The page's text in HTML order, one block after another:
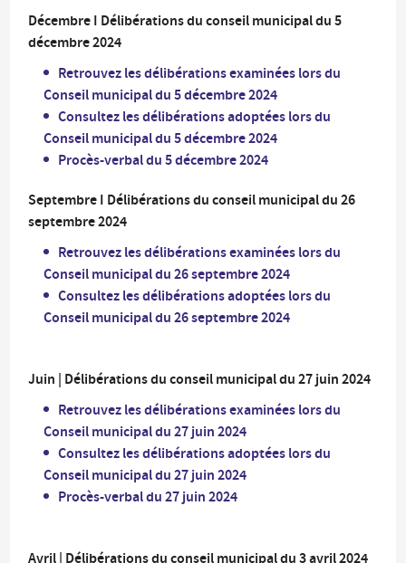
Décembre I Délibérations du conseil municipal du 5
décembre 2024
Retrouvez les délibérations examinées lors du
Conseil municipal du 5 décembre 2024
Consultez les délibérations adoptées lors du
Conseil municipal du 5 décembre 2024
Procès-verbal du 5 décembre 2024
Septembre I Délibérations du conseil municipal du 26
septembre 2024
Retrouvez les délibérations examinées lors du
Conseil municipal du 26 septembre 2024
Consultez les délibérations adoptées lors du
Conseil municipal du 26 septembre 2024
Juin | Délibérations du conseil municipal du 27 juin 2024
Retrouvez les délibérations examinées lors du
Conseil municipal du 27 juin 2024
Consultez les délibérations adoptées lors du
Conseil municipal du 27 juin 2024
Procès-verbal du 27 juin 2024
Avril | Délibérations du conseil municipal du 3 avril 2024